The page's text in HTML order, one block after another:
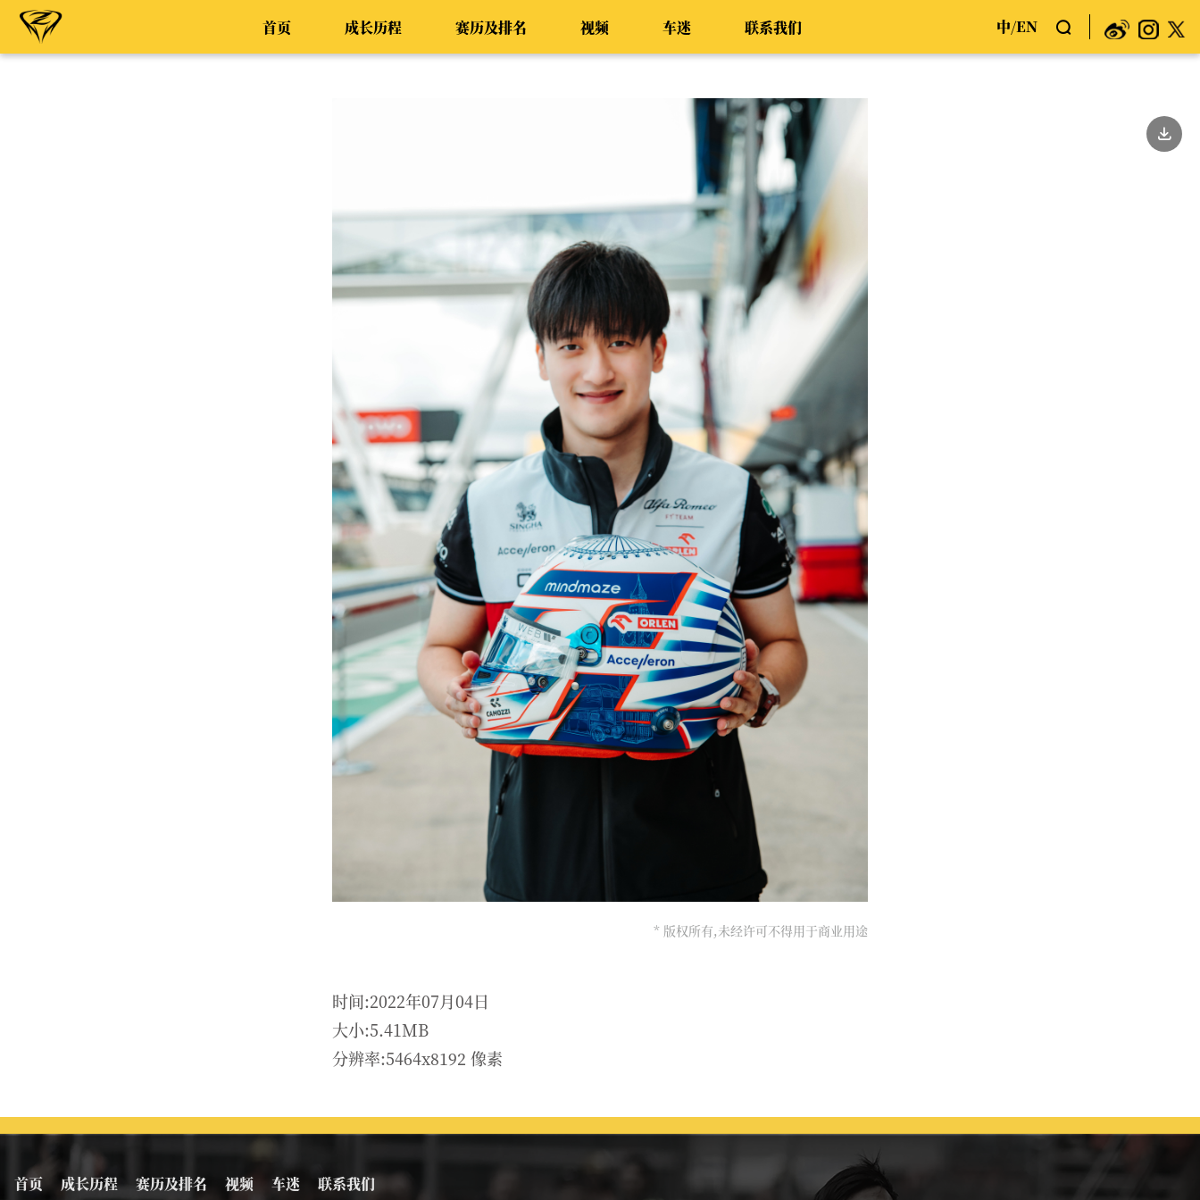
首页 成长历程 赛历及排名 视频 车迷 联系我们 中/EN
* 版权所有,未经许可不得用于商业用途
时间:2022年07月04日
大小:5.41MB
分辨率:5464x8192 像素
首页 成长历程 赛历及排名 视频 车迷 联系我们